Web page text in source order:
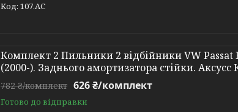
107.AC
Комплект 2 Пильники 2 відбійники VW Passat
(2000-). Заднього амортизатора стійки. Аксусс
782 ₴/комплект 626 ₴/комплект
Готово до відправки